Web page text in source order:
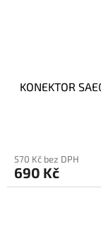
KONEKTOR
570 Kč bez DPH
690 Kč